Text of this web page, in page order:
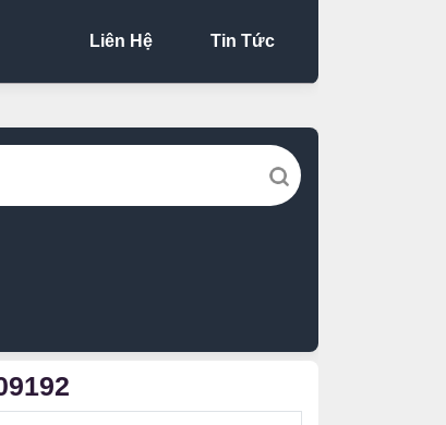
Liên Hệ Tin Tức